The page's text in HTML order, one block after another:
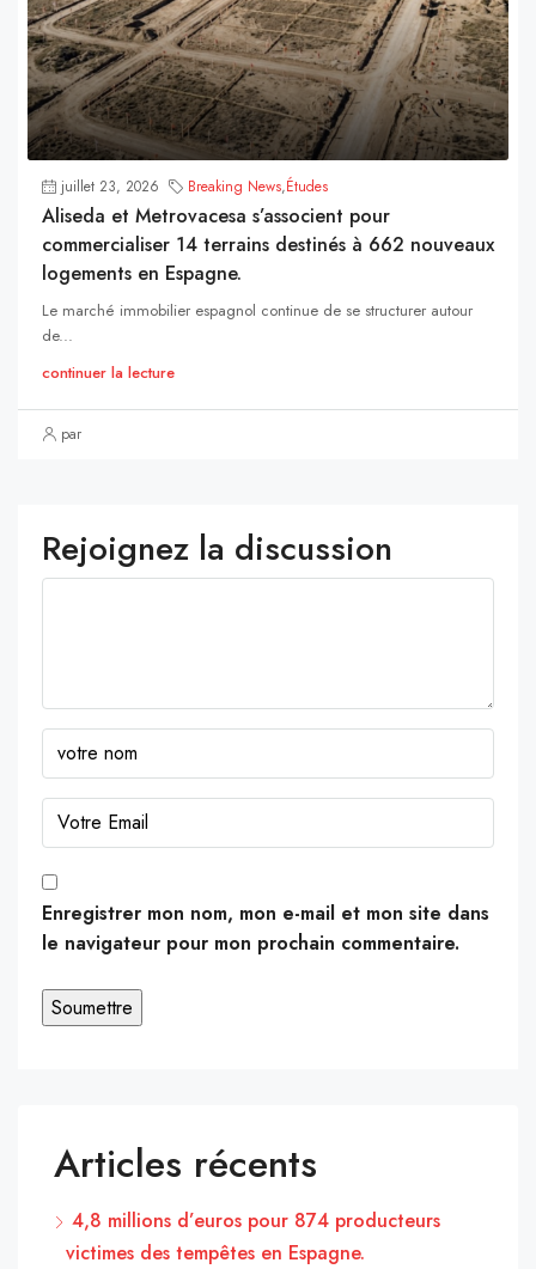
juillet 23, 2026 Breaking News,Études
Aliseda et Metrovacesa s’associent pour
commercialiser 14 terrains destinés à 662 nouveaux
logements en Espagne.
Le marché immobilier espagnol continue de se structurer autour
de...
continuer la lecture
par
Rejoignez la discussion
Enregistrer mon nom, mon e-mail et mon site dans
le navigateur pour mon prochain commentaire.
Articles récents
4,8 millions d’euros pour 874 producteurs
victimes des tempêtes en Espagne.